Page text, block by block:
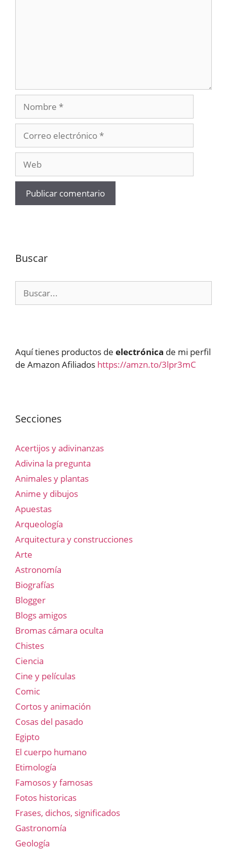
Nombre
electrónico
Buscar
Aquí tienes productos de electrónica de mi perfil
de Amazon Afiliados https://amzn.to/3lpr3mC
Secciones
Acertijos y adivinanzas
Adivina la pregunta
Animales y plantas
Anime y dibujos
Apuestas
Arqueología
Arquitectura y construcciones
Arte
Astronomía
Biografías
Blogger
Blogs amigos
Bromas cámara oculta
Chistes
Ciencia
Cine y películas
Comic
Cortos y animación
Cosas del pasado
Egipto
El cuerpo humano
Etimología
Famosos y famosas
Fotos historicas
Frases, dichos, significados
Gastronomía
Geología